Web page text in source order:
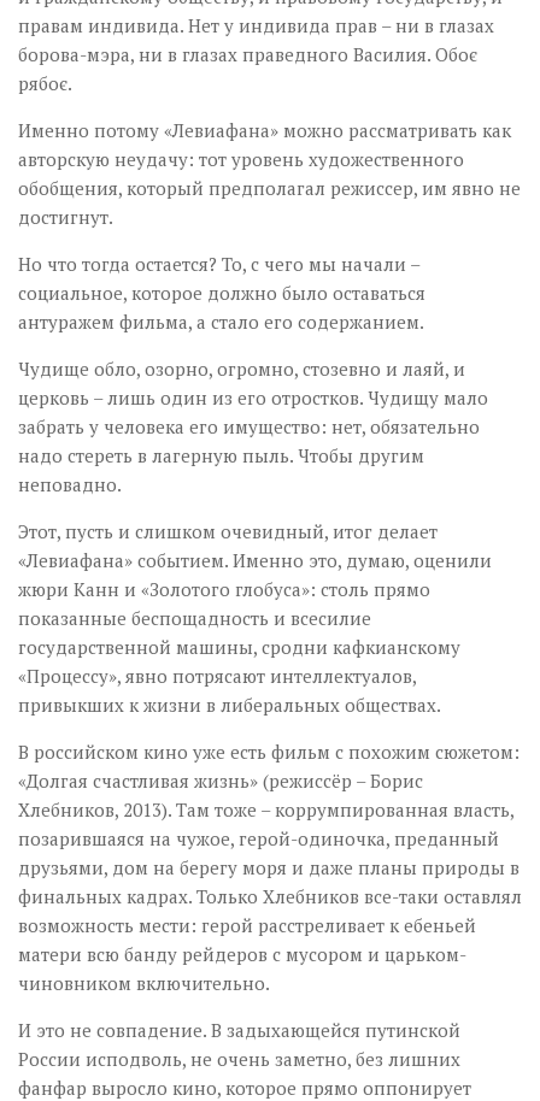
правам индивида. Нет у индивида прав – ни в глазах
борова-мэра, ни в глазах праведного Василия. Обоє
рябоє.
Именно потому «Левиафана» можно рассматривать как
авторскую неудачу: тот уровень художественного
обобщения, который предполагал режиссер, им явно не
достигнут.
Но что тогда остается? То, с чего мы начали –
социальное, которое должно было оставаться
антуражем фильма, а стало его содержанием.
Чудище обло, озорно, огромно, стозевно и лаяй, и
церковь – лишь один из его отростков. Чудищу мало
забрать у человека его имущество: нет, обязательно
надо стереть в лагерную пыль. Чтобы другим
неповадно.
Этот, пусть и слишком очевидный, итог делает
«Левиафана» событием. Именно это, думаю, оценили
жюри Канн и «Золотого глобуса»: столь прямо
показанные беспощадность и всесилие
государственной машины, сродни кафкианскому
«Процессу», явно потрясают интеллектуалов,
привыкших к жизни в либеральных обществах.
В российском кино уже есть фильм с похожим сюжетом:
«Долгая счастливая жизнь» (режиссёр – Борис
Хлебников, 2013). Там тоже – коррумпированная власть,
позарившаяся на чужое, герой-одиночка, преданный
друзьями, дом на берегу моря и даже планы природы в
финальных кадрах. Только Хлебников все-таки оставлял
возможность мести: герой расстреливает к ебеньей
матери всю банду рейдеров с мусором и царьком-
чиновником включительно.
И это не совпадение. В задыхающейся путинской
России исподволь, не очень заметно, без лишних
фанфар выросло кино, которое прямо оппонирует